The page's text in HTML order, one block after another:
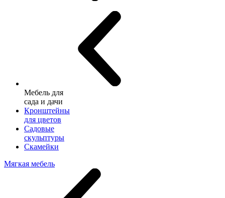
Мебель для
сада и дачи
Кронштейны
для цветов
Садовые
скульптуры
Скамейки
Мягкая мебель